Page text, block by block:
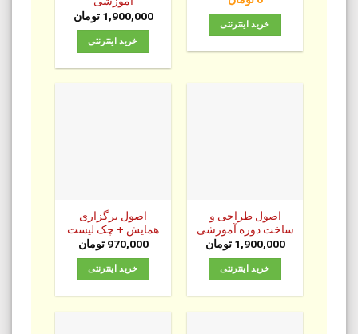
اصلی:
بود.
خرید اینترنتی
1,900,000 تومان
خرید اینترنتی
اصول طراحی و
ساخت دوره آموزشی
1,900,000 تومان
خرید اینترنتی
اصول برگزاری
همایش + چک لیست
970,000 تومان
خرید اینترنتی